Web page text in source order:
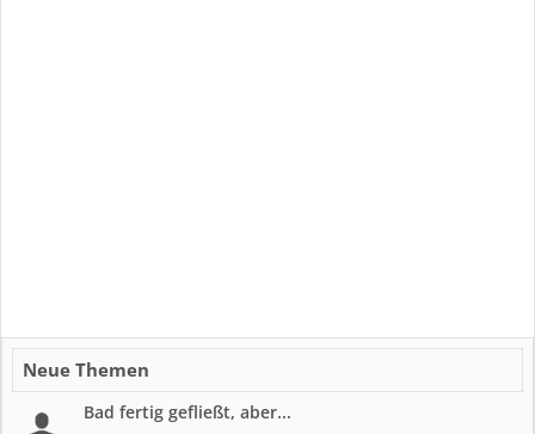
Neue Themen
Bad fertig gefließt, aber...